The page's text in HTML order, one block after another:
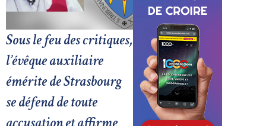
Sous le feu des critiques,
l’évêque auxiliaire
émérite de Strasbourg
se défend de toute